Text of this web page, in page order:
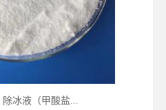
冰液（甲酸盐...